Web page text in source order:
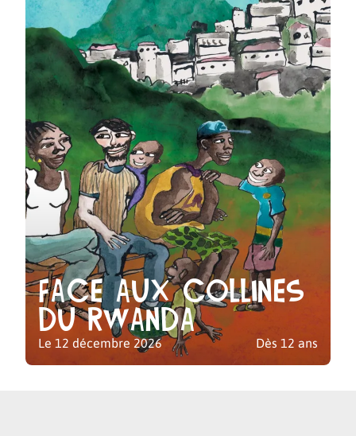
Face aux collines
du Rwanda
Le 12 décembre 2026 Dès 12 ans